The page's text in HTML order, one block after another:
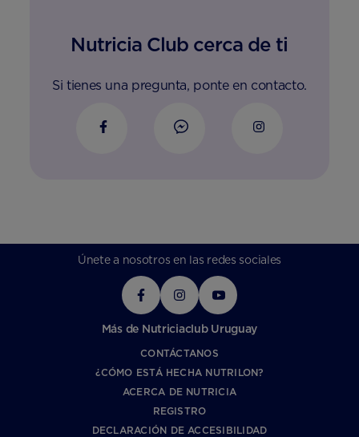
Nutricia Club cerca de ti
Si tienes una pregunta, ponte en contacto.
Únete a nosotros en las redes sociales
Más de Nutriciaclub Uruguay
CONTÁCTANOS
¿CÓMO ESTÁ HECHA NUTRILON?
ACERCA DE NUTRICIA
REGISTRO
DECLARACIÓN DE ACCESIBILIDAD